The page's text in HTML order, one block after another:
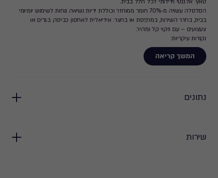
הסלסלה עשויה מ-70% חומר ממוחזר וכוללת ידיות נשיאה נוחות לשימוש יומיומי
בבית, בחדר השירות, במרפסת או בחצר. אידיאלית לאחסון כביסה, בגדים או
צעצועים – עם ניקוי קל ומהיר.
נקודות עיקריות:
עיצוב ייחודי ומודרני עם מראה רך וטקסטילי
מתאימה לשימוש בתוך הבית ומחוצה לו
עשויה מ-70% פלסטיק ממוחזר
המשך קריאה
נתונים
שירות